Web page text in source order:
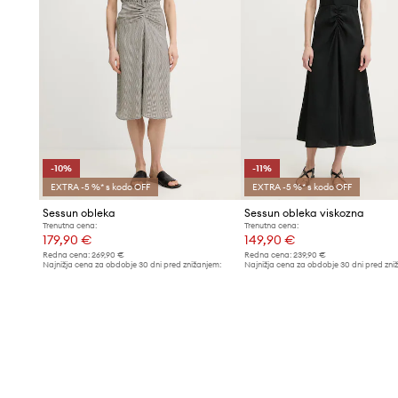
-10%
EXTRA -5 %* s kodo OFF
Sessun obleka
Trenutna cena:
179,90 €
Redna cena: 269,90 €
Najnižja cena za obdobje 30 dni pred znižanjem:
-11%
EXTRA -5 %* s kodo OFF
Sessun obleka viskozna
Trenutna cena:
149,90 €
Redna cena:239,90 €
Najnižja cena za obdobje 30 dni pred